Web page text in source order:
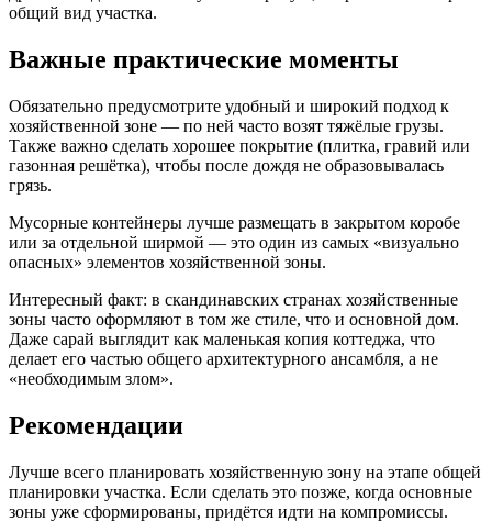
общий вид участка.
Важные практические моменты
Обязательно предусмотрите удобный и широкий подход к
хозяйственной зоне — по ней часто возят тяжёлые грузы.
Также важно сделать хорошее покрытие (плитка, гравий или
газонная решётка), чтобы после дождя не образовывалась
грязь.
Мусорные контейнеры лучше размещать в закрытом коробе
или за отдельной ширмой — это один из самых «визуально
опасных» элементов хозяйственной зоны.
Интересный факт: в скандинавских странах хозяйственные
зоны часто оформляют в том же стиле, что и основной дом.
Даже сарай выглядит как маленькая копия коттеджа, что
делает его частью общего архитектурного ансамбля, а не
«необходимым злом».
Рекомендации
Лучше всего планировать хозяйственную зону на этапе общей
планировки участка. Если сделать это позже, когда основные
зоны уже сформированы, придётся идти на компромиссы.